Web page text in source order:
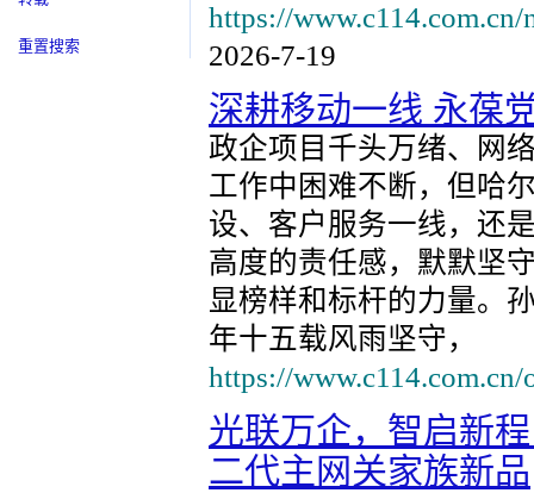
重置搜索
https://
2026-7-19
深耕移动一线 永葆
政企项目千头万绪、网
工作中困难不断，但哈
设、客户服务一线，还
高度的责任感，默默坚
显榜样和标杆的力量。
年十五载风雨坚守，
https://
光联万企，智启新
二代主网关家族新品